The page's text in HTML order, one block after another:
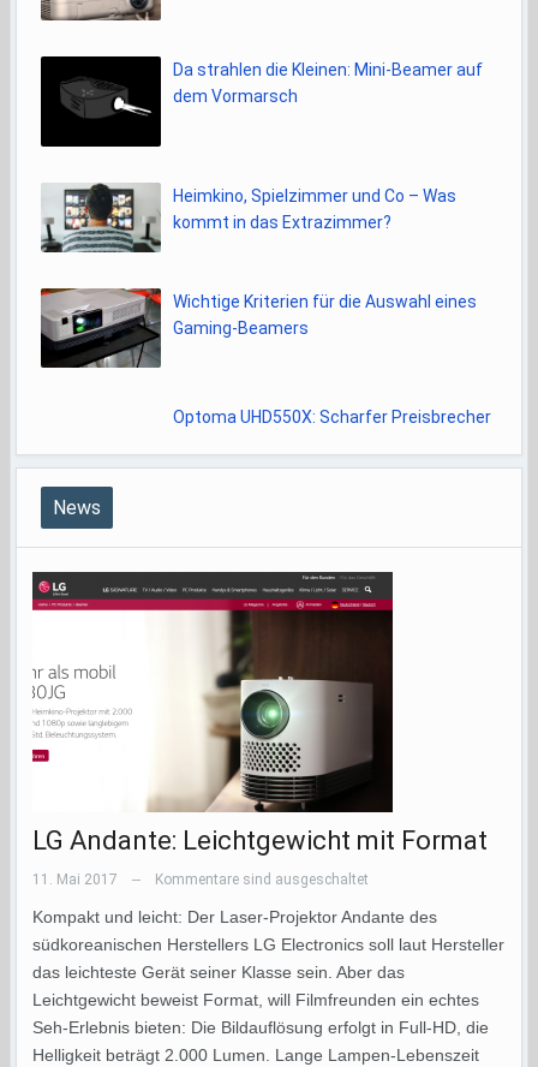
Da strahlen die Kleinen: Mini-Beamer auf
dem Vormarsch
Heimkino, Spielzimmer und Co – Was
kommt in das Extrazimmer?
Wichtige Kriterien für die Auswahl eines
Gaming-Beamers
Optoma UHD550X: Scharfer Preisbrecher
News
LG Andante: Leichtgewicht mit Format
11. Mai 2017 — Kommentare sind ausgeschaltet
Kompakt und leicht: Der Laser-Projektor Andante des
südkoreanischen Herstellers LG Electronics soll laut Hersteller
das leichteste Gerät seiner Klasse sein. Aber das
Leichtgewicht beweist Format, will Filmfreunden ein echtes
Seh-Erlebnis bieten: Die Bildauflösung erfolgt in Full-HD, die
Helligkeit beträgt 2.000 Lumen. Lange Lampen-Lebenszeit